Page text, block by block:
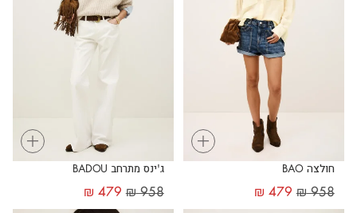
+
חולצה BAO
₪958
₪ 479
+
ג'ינס מתרחב BADOU
₪958
₪ 479